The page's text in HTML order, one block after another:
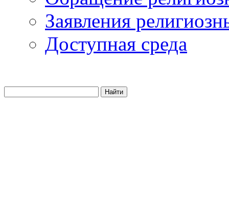
Заявления
Доступная среда
Найти